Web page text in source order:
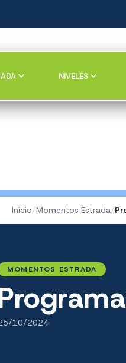
NIVELES
Inicio/Momentos Estrada/
MOMENTOS ESTRADA
10/2024